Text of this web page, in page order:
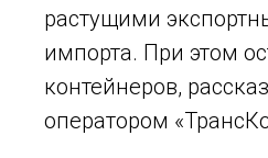
растущими
импорта. При этом
контейнеров,
оператором